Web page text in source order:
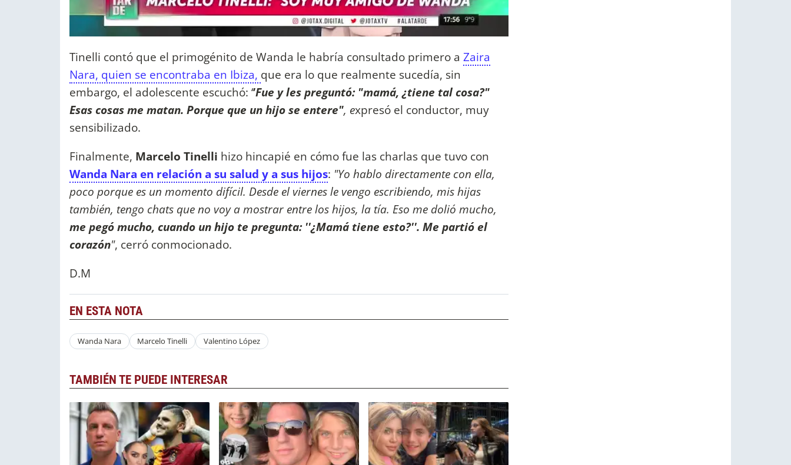
Tinelli contó que el primogénito de Wanda le habría consultado primero a Zaira
Nara, quien se encontraba en Ibiza, que era lo que realmente sucedía, sin
embargo, el adolescente escuchó: ‘’Fue y les preguntó: "mamá, ¿tiene tal cosa?"
Esas cosas me matan. Porque que un hijo se entere", expresó el conductor, muy
sensibilizado.
Finalmente, Marcelo Tinelli hizo hincapié en cómo fue las charlas que tuvo con
Wanda Nara en relación a su salud y a sus hijos: "Yo hablo directamente con ella,
poco porque es un momento difícil. Desde el viernes le vengo escribiendo, mis hijas
también, tengo chats que no voy a mostrar entre los hijos, la tía. Eso me dolió mucho,
me pegó mucho, cuando un hijo te pregunta: ''¿Mamá tiene esto?''. Me partió el
corazón", cerró conmocionado.
D.M
EN ESTA NOTA
Wanda Nara Marcelo Tinelli Valentino López
TAMBIÉN TE PUEDE INTERESAR